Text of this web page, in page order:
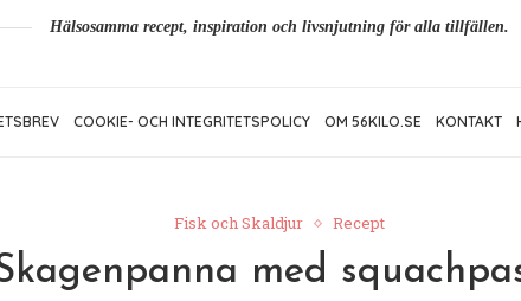
Hälsosamma recept, inspiration och livsnjutning för alla tillfällen.
COOKIE- OCH INTEGRITETSPOLICY OM 56KILO.SE KONTAKT
Fisk och Skaldjur Recept
med